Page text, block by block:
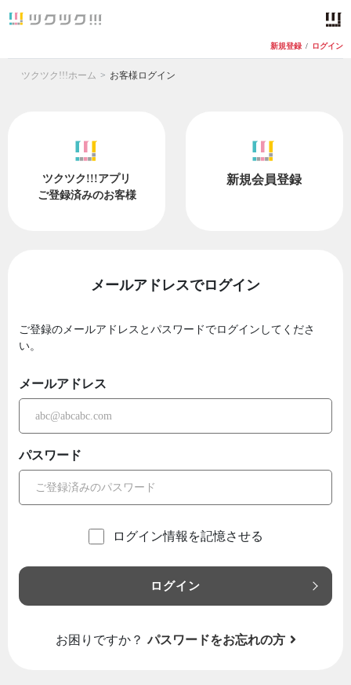
新規登録 / ログイン
ツクツク!!!ホーム お客様ログイン
ツクツク!!!アプリ
ご登録済みのお客様
新規会員登録
メールアドレスでログイン
ご登録のメールアドレスとパスワードでログインしてくださ
い。
メールアドレス
パスワード
ログイン情報を記憶させる
ログイン
お困りですか？ パスワードをお忘れの方